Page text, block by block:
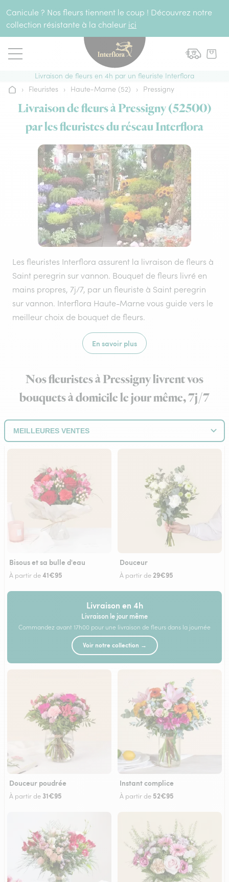
Canicule ? Nos fleurs tiennent le coup ! Découvrez notre
collection résistante à la chaleur ici
Livraison de fleurs en 4h par un fleuriste Interflora
Accueil
› Fleuristes › Haute-Marne (52) › Pressigny
Livraison de fleurs à Pressigny (52500)
par les fleuristes du réseau Interflora
Les fleuristes Interflora assurent la livraison de fleurs à
Saint peregrin sur vannon. Bouquet de fleurs livré en
mains propres, 7j/7, par un fleuriste à Saint peregrin
sur vannon. Interflora Haute-Marne vous guide vers le
meilleur choix de bouquet de fleurs.
En savoir plus
Nos fleuristes à Pressigny livrent vos
bouquets à domicile le jour même, 7j/7
Bisous et sa bulle d'eau
À partir de41€95
Douceur
À partir de 29€95
Livraison en 4h
Livraison le jour même
Commandez avant 17h00 pour une livraison de fleurs dans la journée
Voir notre collection →
Douceur poudrée
À partir de 31€95
Instant complice
À partir de 52€95